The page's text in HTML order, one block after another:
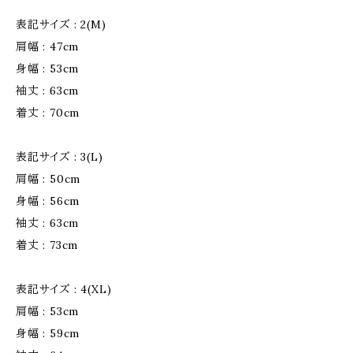
表記サイズ : 2(M)
肩幅 : 47cm
身幅 : 53cm
袖丈 : 63cm
着丈 : 70cm
表記サイズ : 3(L)
肩幅 : 50cm
身幅 : 56cm
袖丈 : 63cm
着丈 : 73cm
表記サイズ : 4(XL)
肩幅 : 53cm
身幅 : 59cm